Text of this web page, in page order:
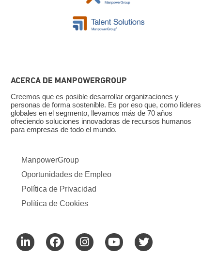
ACERCA DE MANPOWERGROUP
Creemos que es posible desarrollar organizaciones y
personas de forma sostenible. Es por eso que, como líderes
globales en el segmento, llevamos más de 70 años
ofreciendo soluciones innovadoras de recursos humanos
para empresas de todo el mundo.
ManpowerGroup
Oportunidades de Empleo
Política de Privacidad
Política de Cookies